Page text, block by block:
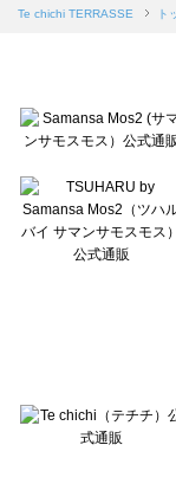
Samansa Mos2 blue（サ
sō4ū（ソウフォーユー）
Te chichi（テチチ）のカ
Te chichi CLASSIC（テチ
Lugnoncure（ルノンキュ
BETTY'S BLUE（べティ
Wpc.（ワールドパーティ
Te chichi TERRASSE ト